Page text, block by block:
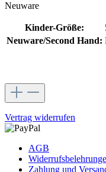
Neuware
Kinder-Größe:
Neuware/Second Hand:
Vertrag widerrufen
AGB
Zahlung und